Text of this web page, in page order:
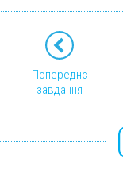
Попереднє
завдання